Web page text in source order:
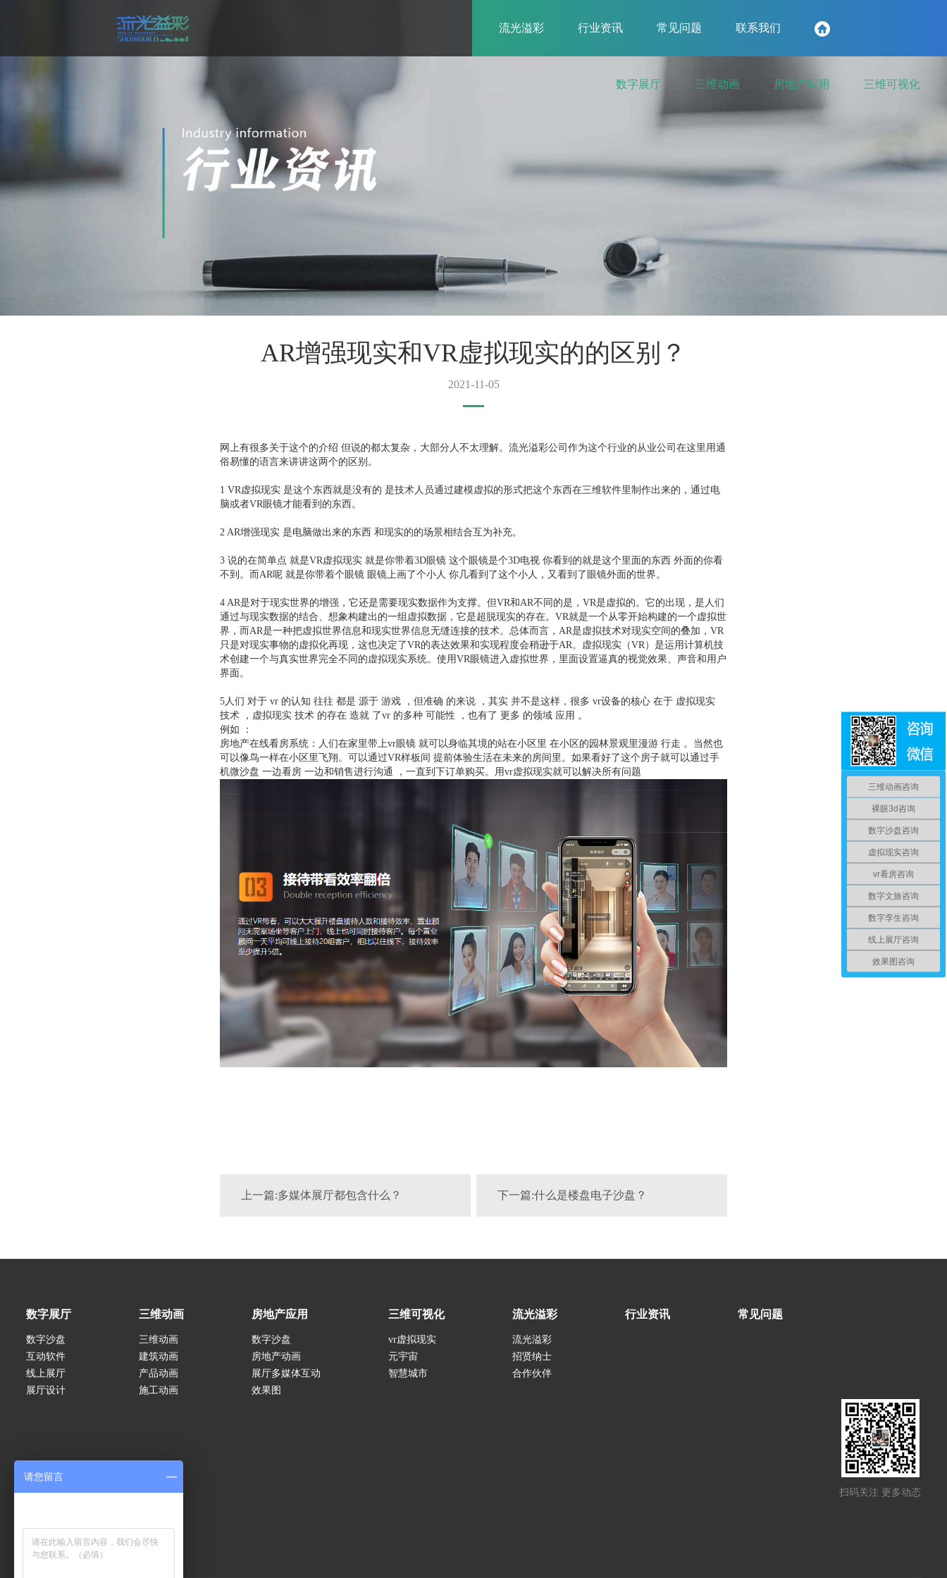
流光溢彩 行业资讯 常见问题 联系我们
数字展厅 三维动画 房地产应用 三维可视化
AR增强现实和VR虚拟现实的的区别？
2021-11-05
网上有很多关于这个的介绍 但说的都太复杂，大部分人不太理解。流光溢彩公司作为这个行业的从业公司在这里用通
俗易懂的语言来讲讲这两个的区别。
1 VR虚拟现实 是这个东西就是没有的 是技术人员通过建模虚拟的形式把这个东西在三维软件里制作出来的，通过电
脑或者VR眼镜才能看到的东西。
2 AR增强现实 是电脑做出来的东西 和现实的的场景相结合互为补充。
3 说的在简单点 就是VR虚拟现实 就是你带着3D眼镜 这个眼镜是个3D电视 你看到的就是这个里面的东西 外面的你看
不到。而AR呢 就是你带着个眼镜 眼镜上画了个小人 你几看到了这个小人，又看到了眼镜外面的世界。
4 AR是对于现实世界的增强，它还是需要现实数据作为支撑。但VR和AR不同的是，VR是虚拟的。它的出现，是人们
通过与现实数据的结合、想象构建出的一组虚拟数据，它是超脱现实的存在。VR就是一个从零开始构建的一个虚拟世
界，而AR是一种把虚拟世界信息和现实世界信息无缝连接的技术。总体而言，AR是虚拟技术对现实空间的叠加，VR
只是对现实事物的虚拟化再现，这也决定了VR的表达效果和实现程度会稍逊于AR。虚拟现实（VR）是运用计算机技
术创建一个与真实世界完全不同的虚拟现实系统。使用VR眼镜进入虚拟世界，里面设置逼真的视觉效果、声音和用户
界面。
5人们 对于 vr 的认知 往往 都是 源于 游戏 ，但准确 的来说 ，其实 并不是这样，很多 vr设备的核心 在于 虚拟现实
技术 ，虚拟现实 技术 的存在 造就 了vr 的多种 可能性 ，也有了 更多 的领域 应用 。
例如 ：
房地产在线看房系统：人们在家里带上vr眼镜 就可以身临其境的站在小区里 在小区的园林景观里漫游 行走 。当然也
可以像鸟一样在小区里飞翔。可以通过VR样板间 提前体验生活在未来的房间里。如果看好了这个房子就可以通过手
机微沙盘 一边看房 一边和销售进行沟通 ，一直到下订单购买。用vr虚拟现实就可以解决所有问题
上一篇:多媒体展厅都包含什么？ 下一篇:什么是楼盘电子沙盘？
数字展厅
数字沙盘
互动软件
线上展厅
展厅设计
三维动画
三维动画
建筑动画
产品动画
施工动画
房地产应用
数字沙盘
房地产动画
展厅多媒体互动
效果图
三维可视化
vr虚拟现实
元宇宙
智慧城市
流光溢彩
流光溢彩
招贤纳士
合作伙伴
行业资讯 常见问题
扫码关注 更多动态
三维动画咨询
裸眼3d咨询
数字沙盘咨询
虚拟现实咨询
vr看房咨询
数字文旅咨询
数字孪生咨询
线上展厅咨询
效果图咨询
请您留言